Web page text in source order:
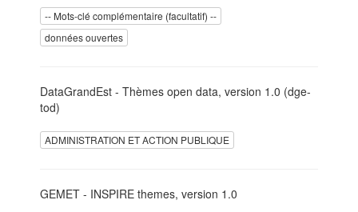
-- Mots-clé complémentaire (facultatif) --
données ouvertes
DataGrandEst - Thèmes open data, version 1.0 (dge-
tod)
ADMINISTRATION ET ACTION PUBLIQUE
GEMET - INSPIRE themes, version 1.0